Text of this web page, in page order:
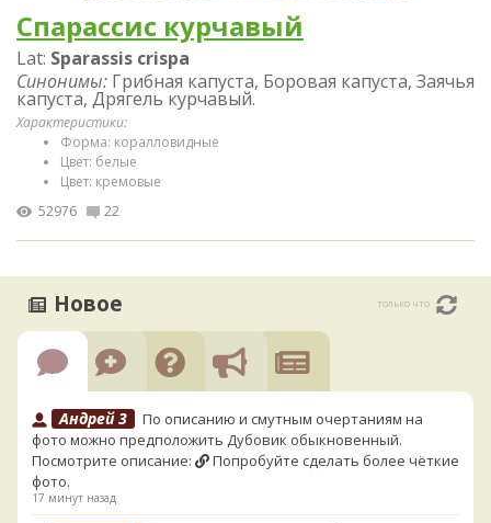
Спарассис курчавый
Lat: Sparassis crispa
Синонимы: Грибная капуста, Боровая капуста, Заячья
капуста, Дрягель курчавый.
Характеристики:
Форма: коралловидные
Цвет: белые
Цвет: кремовые
52976
22
Новое только что
Андрей 3
По описанию и смутным очертаниям на
фото можно предположить Дубовик обыкновенный.
Посмотрите описание:
Попробуйте сделать более чёткие
фото.
17 минут назад